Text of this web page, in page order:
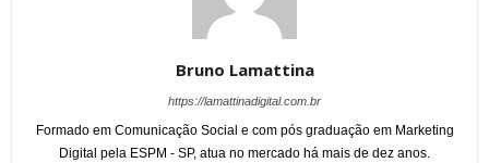
Bruno Lamattina
https://lamattinadigital.com.br
Formado em Comunicação Social e com pós graduação em Marketing
Digital pela ESPM - SP, atua no mercado há mais de dez anos.